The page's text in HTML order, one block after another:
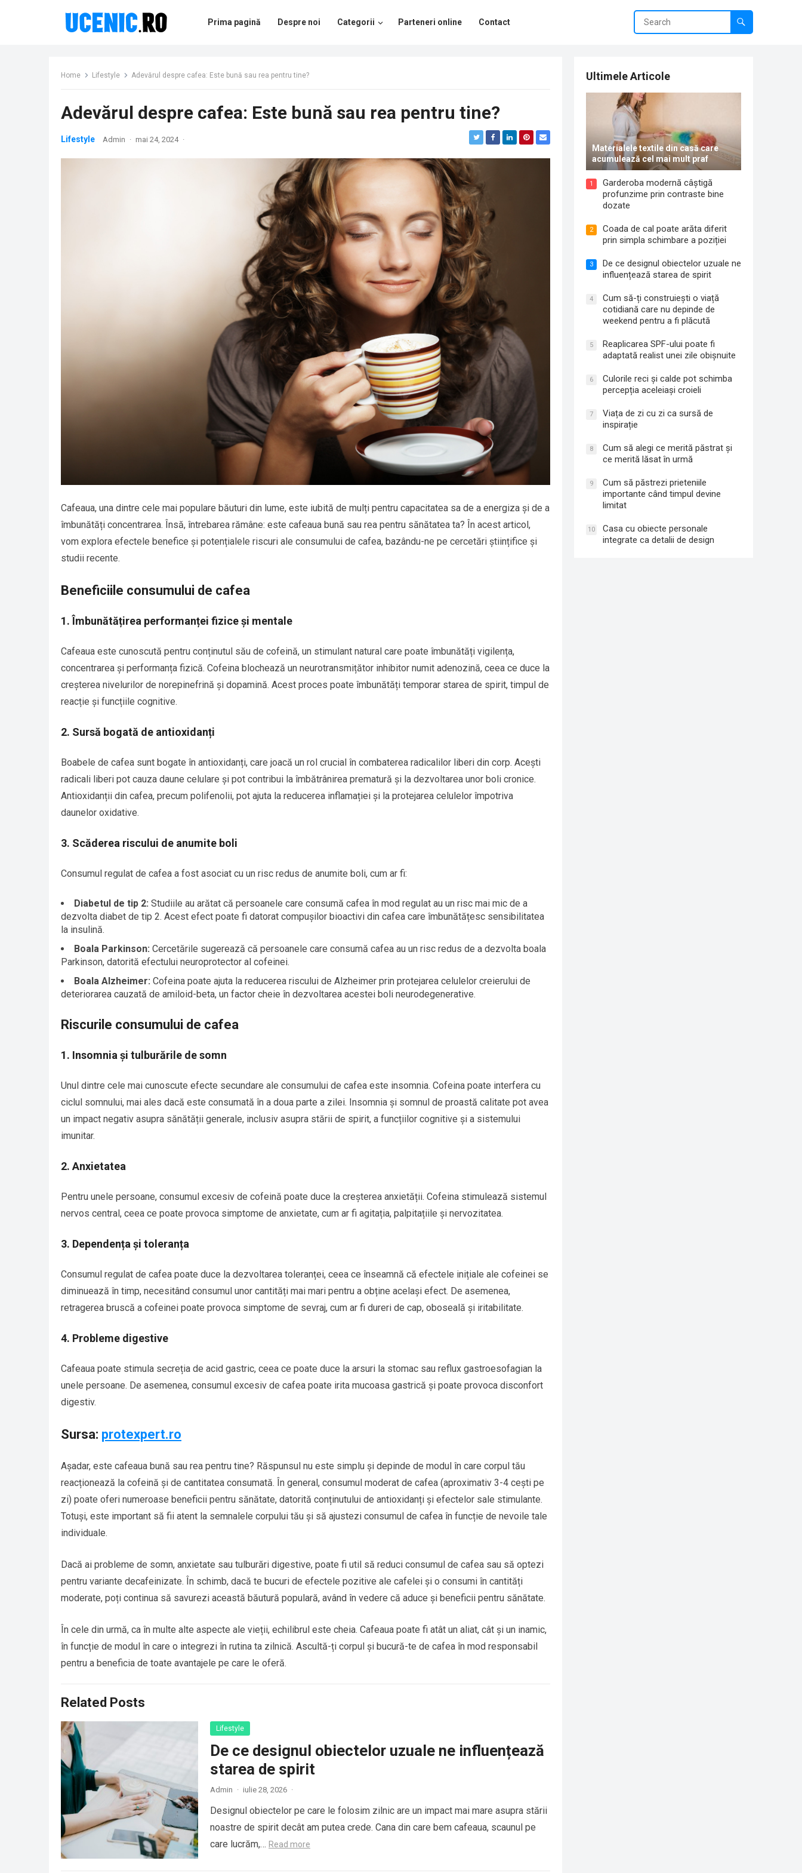
Prima pagină Despre noi Categorii Parteneri online Contact
Home Lifestyle Adevărul despre cafea: Este bună sau rea pentru tine?
Adevărul despre cafea: Este bună sau rea pentru tine?
Lifestyle Admin · mai 24, 2024 ·
Cafeaua, una dintre cele mai populare băuturi din lume, este iubită de mulți pentru capacitatea sa de a energiza și de a
îmbunătăți concentrarea. Însă, întrebarea rămâne: este cafeaua bună sau rea pentru sănătatea ta? În acest articol,
vom explora efectele benefice și potențialele riscuri ale consumului de cafea, bazându-ne pe cercetări științifice și
studii recente.
Beneficiile consumului de cafea
1. Îmbunătățirea performanței fizice și mentale
Cafeaua este cunoscută pentru conținutul său de cofeină, un stimulant natural care poate îmbunătăți vigilența,
concentrarea și performanța fizică. Cofeina blochează un neurotransmițător inhibitor numit adenozină, ceea ce duce la
creșterea nivelurilor de norepinefrină și dopamină. Acest proces poate îmbunătăți temporar starea de spirit, timpul de
reacție și funcțiile cognitive.
2. Sursă bogată de antioxidanți
Boabele de cafea sunt bogate în antioxidanți, care joacă un rol crucial în combaterea radicalilor liberi din corp. Acești
radicali liberi pot cauza daune celulare și pot contribui la îmbătrânirea prematură și la dezvoltarea unor boli cronice.
Antioxidanții din cafea, precum polifenolii, pot ajuta la reducerea inflamației și la protejarea celulelor împotriva
daunelor oxidative.
3. Scăderea riscului de anumite boli
Consumul regulat de cafea a fost asociat cu un risc redus de anumite boli, cum ar fi:
Diabetul de tip 2: Studiile au arătat că persoanele care consumă cafea în mod regulat au un risc mai mic de a
dezvolta diabet de tip 2. Acest efect poate fi datorat compușilor bioactivi din cafea care îmbunătățesc sensibilitatea
la insulină.
Boala Parkinson: Cercetările sugerează că persoanele care consumă cafea au un risc redus de a dezvolta boala
Parkinson, datorită efectului neuroprotector al cofeinei.
Boala Alzheimer: Cofeina poate ajuta la reducerea riscului de Alzheimer prin protejarea celulelor creierului de
deteriorarea cauzată de amiloid-beta, un factor cheie în dezvoltarea acestei boli neurodegenerative.
Riscurile consumului de cafea
1. Insomnia și tulburările de somn
Unul dintre cele mai cunoscute efecte secundare ale consumului de cafea este insomnia. Cofeina poate interfera cu
ciclul somnului, mai ales dacă este consumată în a doua parte a zilei. Insomnia și somnul de proastă calitate pot avea
un impact negativ asupra sănătății generale, inclusiv asupra stării de spirit, a funcțiilor cognitive și a sistemului
imunitar.
2. Anxietatea
Pentru unele persoane, consumul excesiv de cofeină poate duce la creșterea anxietății. Cofeina stimulează sistemul
nervos central, ceea ce poate provoca simptome de anxietate, cum ar fi agitația, palpitațiile și nervozitatea.
3. Dependența și toleranța
Consumul regulat de cafea poate duce la dezvoltarea toleranței, ceea ce înseamnă că efectele inițiale ale cofeinei se
diminuează în timp, necesitând consumul unor cantități mai mari pentru a obține același efect. De asemenea,
retragerea bruscă a cofeinei poate provoca simptome de sevraj, cum ar fi dureri de cap, oboseală și iritabilitate.
4. Probleme digestive
Cafeaua poate stimula secreția de acid gastric, ceea ce poate duce la arsuri la stomac sau reflux gastroesofagian la
unele persoane. De asemenea, consumul excesiv de cafea poate irita mucoasa gastrică și poate provoca disconfort
digestiv.
Sursa: protexpert.ro
Așadar, este cafeaua bună sau rea pentru tine? Răspunsul nu este simplu și depinde de modul în care corpul tău
reacționează la cofeină și de cantitatea consumată. În general, consumul moderat de cafea (aproximativ 3-4 cești pe
zi) poate oferi numeroase beneficii pentru sănătate, datorită conținutului de antioxidanți și efectelor sale stimulante.
Totuși, este important să fii atent la semnalele corpului tău și să ajustezi consumul de cafea în funcție de nevoile tale
individuale.
Dacă ai probleme de somn, anxietate sau tulburări digestive, poate fi util să reduci consumul de cafea sau să optezi
pentru variante decafeinizate. În schimb, dacă te bucuri de efectele pozitive ale cafelei și o consumi în cantități
moderate, poți continua să savurezi această băutură populară, având în vedere că aduce și beneficii pentru sănătate.
În cele din urmă, ca în multe alte aspecte ale vieții, echilibrul este cheia. Cafeaua poate fi atât un aliat, cât și un inamic,
în funcție de modul în care o integrezi în rutina ta zilnică. Ascultă-ți corpul și bucură-te de cafea în mod responsabil
pentru a beneficia de toate avantajele pe care le oferă.
Related Posts
Lifestyle
De ce designul obiectelor uzuale ne influențează
starea de spirit
Admin · iulie 28, 2026 ·
Designul obiectelor pe care le folosim zilnic are un impact mai mare asupra stării
noastre de spirit decât am putea crede. Cana din care bem cafeaua, scaunul pe
care lucrăm,… Read more
Ultimele Articole
Materialele textile din casă care
acumulează cel mai mult praf
1
Garderoba modernă câștigă
profunzime prin contraste bine
dozate
2
Coada de cal poate arăta diferit
prin simpla schimbare a poziției
3
De ce designul obiectelor uzuale ne
influențează starea de spirit
4
Cum să-ți construiești o viață
cotidiană care nu depinde de
weekend pentru a fi plăcută
5
Reaplicarea SPF-ului poate fi
adaptată realist unei zile obișnuite
6
Culorile reci și calde pot schimba
percepția aceleiași croieli
7
Viața de zi cu zi ca sursă de
inspirație
8
Cum să alegi ce merită păstrat și
ce merită lăsat în urmă
9
Cum să păstrezi prieteniile
importante când timpul devine
limitat
10
Casa cu obiecte personale
integrate ca detalii de design